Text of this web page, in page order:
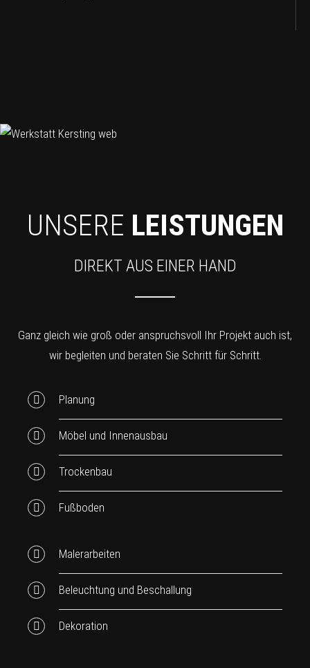
UNSERE LEISTUNGEN
DIREKT AUS EINER HAND
Ganz gleich wie groß oder anspruchsvoll Ihr Projekt auch ist,
wir begleiten und beraten Sie Schritt für Schritt.
Planung
Möbel und Innenausbau
Trockenbau
Fußboden
Malerarbeiten
Beleuchtung und Beschallung
Dekoration